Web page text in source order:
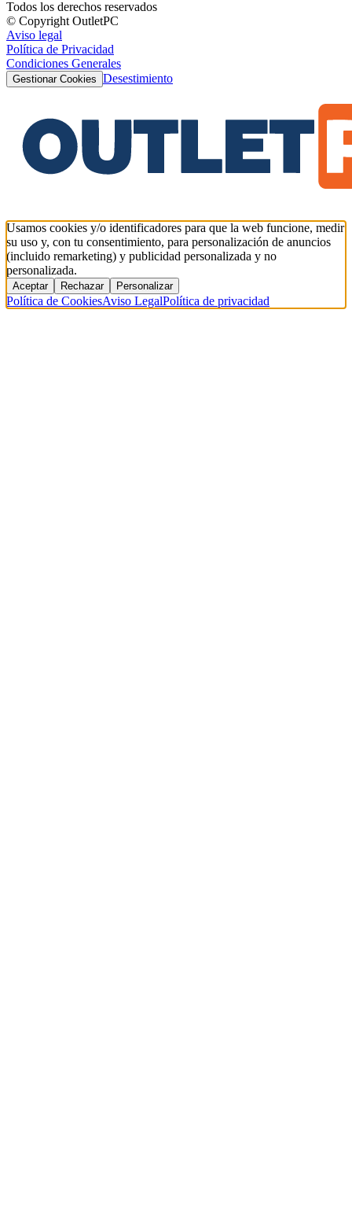
Todos los derechos reservados
© Copyright OutletPC
Aviso legal
Política de Privacidad
Condiciones Generales
Gestionar Cookies Desestimiento
Usamos cookies y/o identificadores para que la web funcione, medir
su uso y, con tu consentimiento, para personalización de anuncios
(incluido remarketing) y publicidad personalizada y no
personalizada.
Aceptar Rechazar Personalizar
Política de CookiesAviso LegalPolítica de privacidad